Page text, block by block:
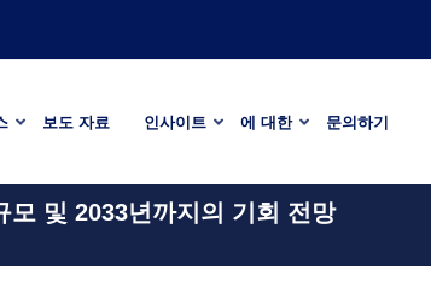
보도 자료 인사이트 에 대한 문의하기
및 2033년까지의 기회 전망